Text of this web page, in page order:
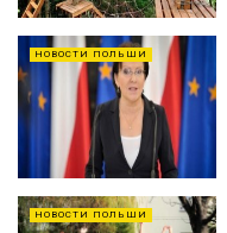
НОВОСТИ ПОЛЬШИ
НОВОСТИ ПОЛЬШИ